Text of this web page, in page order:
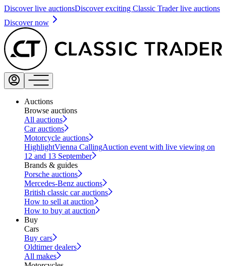
Discover live auctionsDiscover exciting Classic Trader live auctions
Discover now
Auctions
Browse auctions
All auctions
Car auctions
Motorcycle auctions
HighlightVienna CallingAuction event with live viewing on
12 and 13 September
Brands & guides
Porsche auctions
Mercedes-Benz auctions
British classic car auctions
How to sell at auction
How to buy at auction
Buy
Cars
Buy cars
Oldtimer dealers
All makes